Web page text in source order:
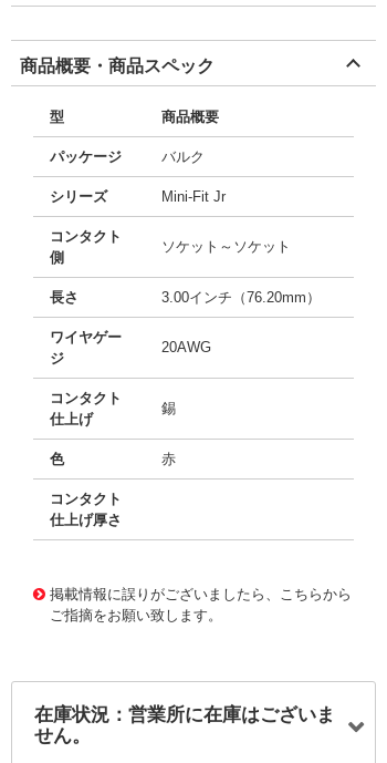
商品概要・商品スペック
型 商品概要
パッケージ バルク
シリーズ Mini-Fit Jr
コンタクト
側
ソケット～ソケット
長さ 3.00インチ（76.20mm）
ワイヤゲー
ジ
20AWG
コンタクト
仕上げ
錫
色 赤
コンタクト
仕上げ厚さ
掲載情報に誤りがございましたら、こちらから
ご指摘をお願い致します。
在庫状況：営業所に在庫はございま
せん。